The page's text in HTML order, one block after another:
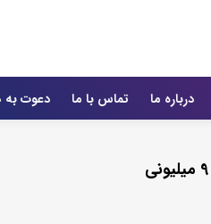
درباره ما تماس با ما دعوت به